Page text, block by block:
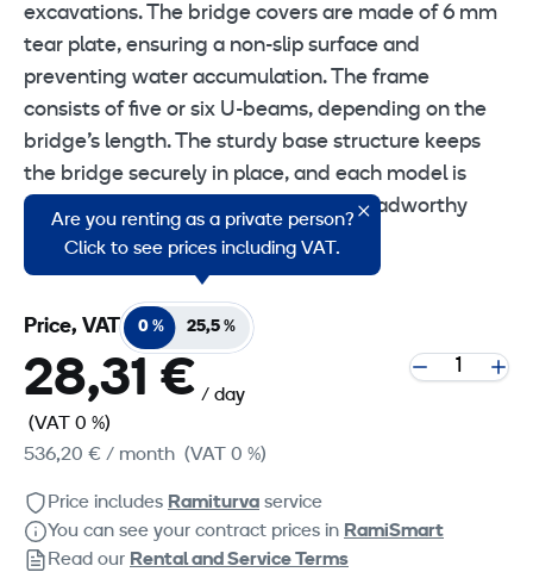
excavations. The bridge covers are made of 6 mm
tear plate, ensuring a non-slip surface and
preventing water accumulation. The frame
consists of five or six U-beams, depending on the
bridge’s length. The sturdy base structure keeps
the bridge securely in place, and each model is
engineered to withstand all legally roadworthy
vehicles.
Are you renting as a private person?
Click to see prices including VAT.
Price, VAT 0 % 25,5 %
28,31 € / day
(VAT 0 %)
536,20 € / month (VAT 0 %)
Price includes Ramiturva service
You can see your contract prices in RamiSmart
Read our Rental and Service Terms